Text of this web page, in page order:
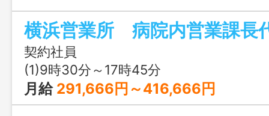
進めていく。次々と事業を拡大展開して
力となっている病院向け業務委託事業を
である。今後、病院事業についても経営
働き方改革を図る理由で、各業務のアウ
加速すると考えている。病院内清掃、消
求業務等、病院向け業務委託事業につい
横浜営業所 病院内営業課長
契約社員
(1)9時30分～17時45分
月給 291,666円～416,666円